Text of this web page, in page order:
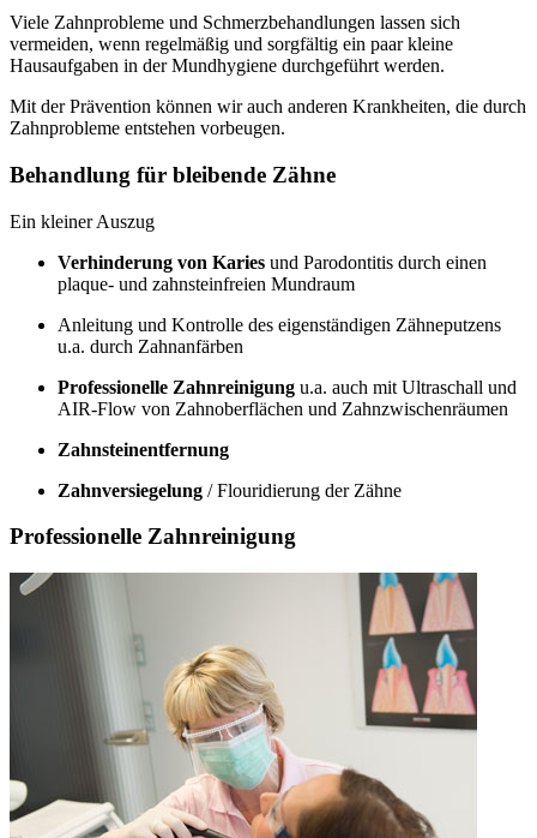
Viele Zahnprobleme und Schmerzbehandlungen lassen sich
vermeiden, wenn regelmäßig und sorgfältig ein paar kleine
Hausaufgaben in der Mundhygiene durchgeführt werden.
Mit der Prävention können wir auch anderen Krankheiten, die durch
Zahnprobleme entstehen vorbeugen.
Behandlung für bleibende Zähne
Ein kleiner Auszug
Verhinderung von Karies und Parodontitis durch einen
plaque- und zahnsteinfreien Mundraum
Anleitung und Kontrolle des eigenständigen Zähneputzens
u.a. durch Zahnanfärben
Professionelle Zahnreinigung u.a. auch mit Ultraschall und
AIR-Flow von Zahnoberflächen und Zahnzwischenräumen
Zahnsteinentfernung
Zahnversiegelung / Flouridierung der Zähne
Professionelle Zahnreinigung